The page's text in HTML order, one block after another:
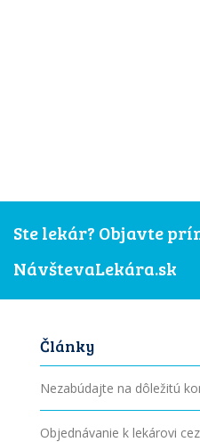
Ste lekár? Objavte
NávštevaLekára.sk
Články
Nezabúdajte na dôležitú
Objednávanie k lekárovi